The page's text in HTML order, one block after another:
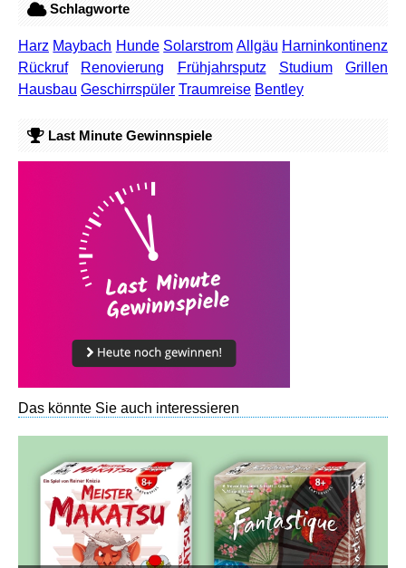
Schlagworte
Harz Maybach Hunde Solarstrom Allgäu Harninkontinenz
Rückruf
Renovierung Frühjahrsputz Studium
Grillen
Hausbau Geschirrspüler Traumreise Bentley
Last Minute Gewinnspiele
Das könnte Sie auch interessieren